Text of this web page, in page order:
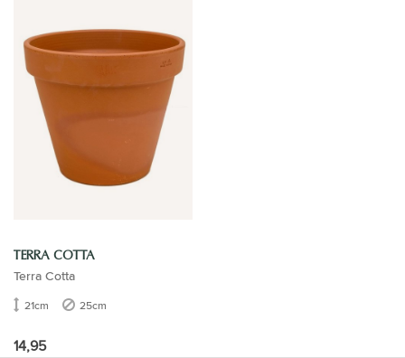
TERRA COTTA
Terra Cotta
21cm 25cm
14,95